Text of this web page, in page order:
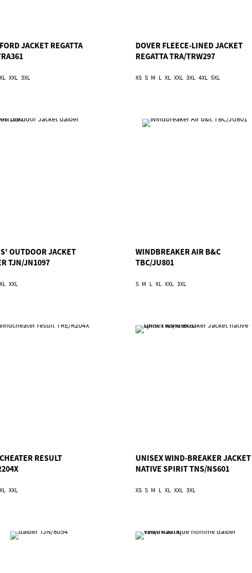
JACKET REGATTA
XL XXL 3XL
DOVER FLEECE-LINED JACKET
REGATTA TRA/TRW297
XS S M L XL XXL 3XL 4XL 5XL
OUTDOOR JACKET
TJN/JN1097
XL XXL
WINDBREAKER AIR B&C
TBC/JU801
S M L XL XXL 3XL
RESULT
XL XXL
UNISEX WIND-BREAKER JACKET
NATIVE SPIRIT TNS/NS601
XS S M L XL XXL 3XL